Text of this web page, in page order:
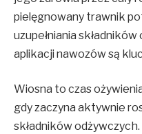
pielęgnowany trawnik
uzupełniania
aplikacji nawozów są
Wiosna to czas
gdy zaczyna aktywnie
składników